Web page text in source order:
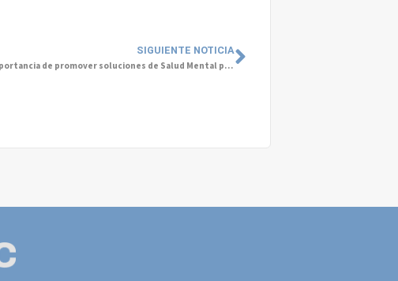
SIGUIENTE NOTICIA
Expertas analizaron la importancia de promover soluciones de Salud Mental para el Bienestar de las organizaciones (+ VIDEO)